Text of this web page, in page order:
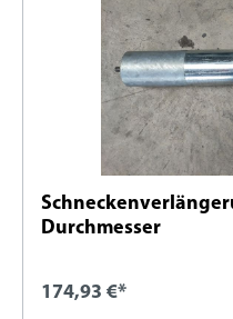
Durchmesser
174,93 €*